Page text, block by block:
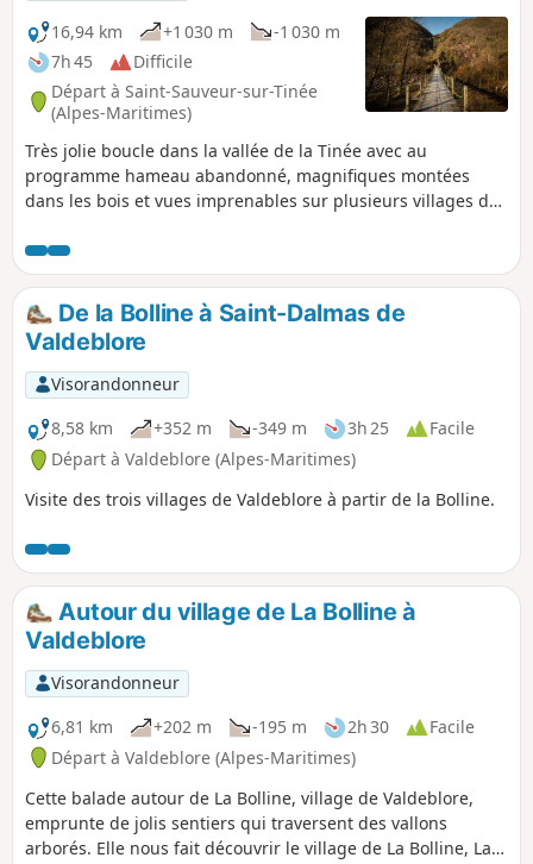
16,94 km
+1 030 m
-1 030 m
7h 45
Difficile
Départ à Saint-Sauveur-sur-Tinée
(Alpes-Maritimes)
Très jolie boucle dans la vallée de la Tinée avec au
programme hameau abandonné, magnifiques montées
dans les bois et vues imprenables sur plusieurs villages du
De la Bolline à Saint-Dalmas de
Valdeblore
Visorandonneur
8,58 km
+352 m -349 m 3h 25
Facile
Départ à Valdeblore (Alpes-Maritimes)
Visite des trois villages de Valdeblore à partir de la Bolline.
Autour du village de La Bolline à
Valdeblore
Visorandonneur
6,81 km
+202 m -195 m 2h 30
Facile
Départ à Valdeblore (Alpes-Maritimes)
Cette balade autour de La Bolline, village de Valdeblore,
emprunte de jolis sentiers qui traversent des vallons
arborés. Elle nous fait découvrir le village de La Bolline, La